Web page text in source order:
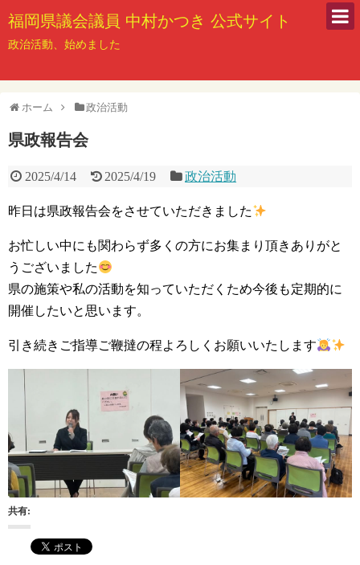
福岡県議会議員 中村かつき 公式サイト
政治活動、始めました
ホーム 政治活動
県政報告会
2025/4/14 2025/4/19 政治活動
昨日は県政報告会をさせていただきました
お忙しい中にも関わらず多くの方にお集まり頂きありがと
うございました
県の施策や私の活動を知っていただくため今後も定期的に
開催したいと思います。
引き続きご指導ご鞭撻の程よろしくお願いいたします
共有: